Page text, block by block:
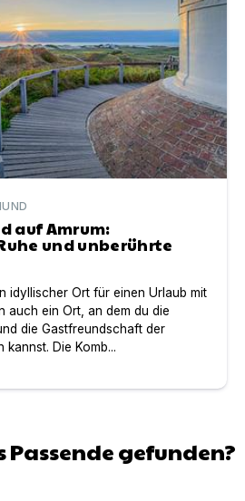
auf Amrum:
und unberührte
idyllischer Ort für einen Urlaub mit
auch ein Ort, an dem du die
die Gastfreundschaft der
kannst. Die Komb...
Passende gefunden?